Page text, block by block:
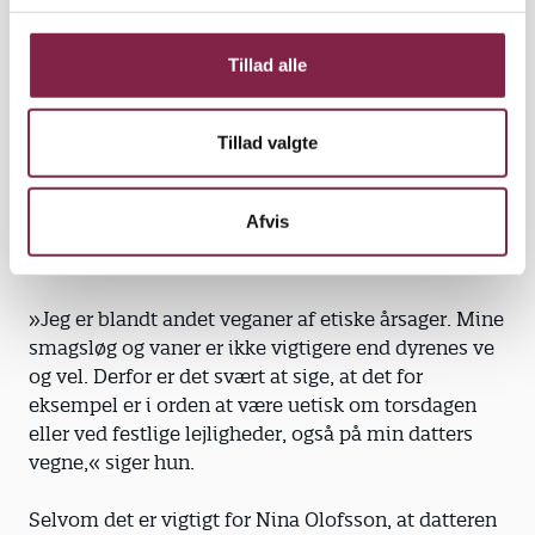
Tillad alle
Tillad valgte
Afvis
udfordring. De har stor forståelse for, at vi tænker
anderledes,« fortæller Nina Olofsson.
Siden har Røskva, der i dag er tre et halvt år, spist
vegansk. Nina Olofsson vil nødig gå på kompromis
med Røskvas mad, så der er i princippet ingen
veganske mad.
»Jeg er blandt andet veganer af etiske år­sager. Mine
smagsløg og vaner er ikke vigtigere end dyrenes ve
og vel. Derfor er det svært at sige, at det for
eksempel er i orden at være uetisk om torsdagen
eller ved festlige lejligheder, også på min datters
vegne,« siger hun.
Selvom det er vigtigt for Nina Olofsson, at datteren